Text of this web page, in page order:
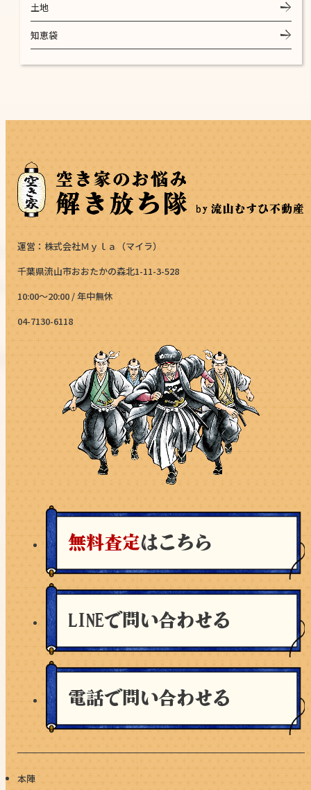
土地
知恵袋
運営：株式会社Ｍｙｌａ（マイラ）
千葉県流山市おおたかの森北1-11-3-528
10:00～20:00 / 年中無休
04-7130-6118
無料査定はこちら
LINEで問い合わせる
電話で問い合わせる
本陣